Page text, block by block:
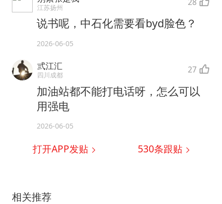
江苏扬州
说书呢，中石化需要看byd脸色？
2026-06-05
弎江汇
四川成都 27
加油站都不能打电话呀，怎么可以
用强电
2026-06-05
打开APP发贴 530条跟贴
相关推荐